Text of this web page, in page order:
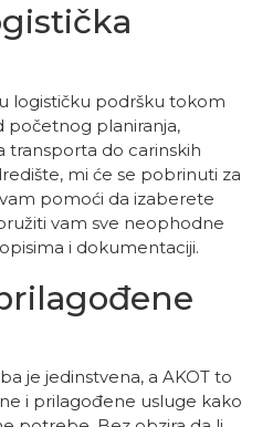
logističku podršku tokom
početnog planiranja,
transporta do carinskih
mi će se pobrinuti za
pomoći da izaberete
vam sve neophodne
i dokumentaciji.
je jedinstvena, a AKOT to
i prilagođene usluge kako